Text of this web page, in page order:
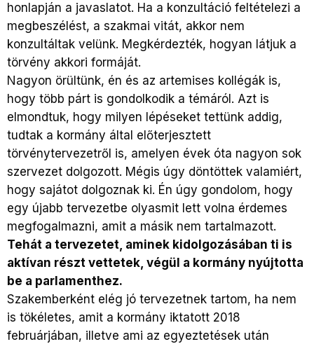
honlapján a javaslatot. Ha a konzultáció feltételezi a
megbeszélést, a szakmai vitát, akkor nem
konzultáltak velünk. Megkérdezték, hogyan látjuk a
törvény akkori formáját.
Nagyon örültünk, én és az artemises kollégák is,
hogy több párt is gondolkodik a témáról. Azt is
elmondtuk, hogy milyen lépéseket tettünk addig,
tudtak a kormány által előterjesztett
törvénytervezetről is, amelyen évek óta nagyon sok
szervezet dolgozott. Mégis úgy döntöttek valamiért,
hogy sajátot dolgoznak ki. Én úgy gondolom, hogy
egy újabb tervezetbe olyasmit lett volna érdemes
megfogalmazni, amit a másik nem tartalmazott.
Tehát a tervezetet, aminek kidolgozásában ti is
aktívan részt vettetek, végül a kormány nyújtotta
be a parlamenthez.
Szakemberként elég jó tervezetnek tartom, ha nem
is tökéletes, amit a kormány iktatott 2018
februárjában, illetve ami az egyeztetések után